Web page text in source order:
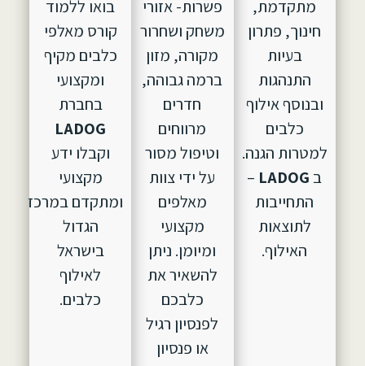
מתקדמת,
חינוך, פתרון
בעיות
התנהגות
ובנוסף אילוף
כלבים
למטרות הגנה.
ב LADOG
–
התחייבות
לתוצאות
האילוף.
פשרות- אזורי
משחק ושחרור
מקורה, מזון
ברמה גבוהה,
חדרים
מרווחים
וטיפול מסור
על ידי צוות
מאלפים
מקצועי
ומיומן. ניתן
להשאיר את
כלבכם
לפנסיון רגיל
או פנסיון
בואו ללמוד
קורס מאלפי
כלבים מקיף
ומקצועי
בחברת
LADOG
וקבלו ידע
מקצועי
ומתקדם במרכז
הגדול
בישראל
לאילוף
כלבים.